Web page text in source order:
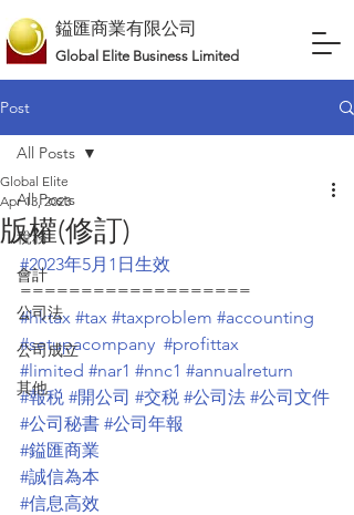
鎰匯商業有限公司
Global Elite Business Limited
Post
All Posts
稅務
會計
公司法
公司成立
其他
All Posts
版權(修訂)
Global Elite
Apr 13, 2023
#2023年5月1日生效
===================
#hktax #tax #taxproblem #accounting
#setupacompany #profittax
#limited #nar1 #nnc1 #annualreturn
#報税 #開公司 #交税 #公司法 #公司文件
#公司秘書 #公司年報
#鎰匯商業
#誠信為本
#信息高效